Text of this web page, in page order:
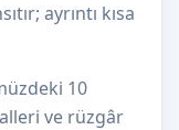
ayrıntı kısa
10
ve rüzgâr